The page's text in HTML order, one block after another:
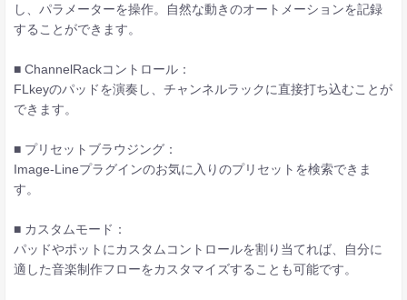
し、パラメーターを操作。自然な動きのオートメーションを記録
することができます。
■ ChannelRackコントロール：
FLkeyのパッドを演奏し、チャンネルラックに直接打ち込むことが
できます。
■ プリセットブラウジング：
Image-Lineプラグインのお気に入りのプリセットを検索できま
す。
■ カスタムモード：
パッドやポットにカスタムコントロールを割り当てれば、自分に
適した音楽制作フローをカスタマイズすることも可能です。